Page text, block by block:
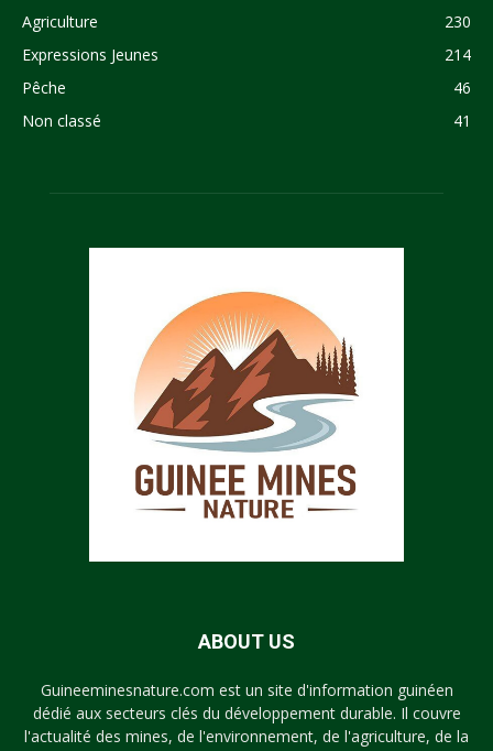
Agriculture
230
Expressions Jeunes
214
Pêche
46
Non classé
41
ABOUT US
Guineeminesnature.com est un site d'information guinéen
dédié aux secteurs clés du développement durable. Il couvre
l'actualité des mines, de l'environnement, de l'agriculture, de la